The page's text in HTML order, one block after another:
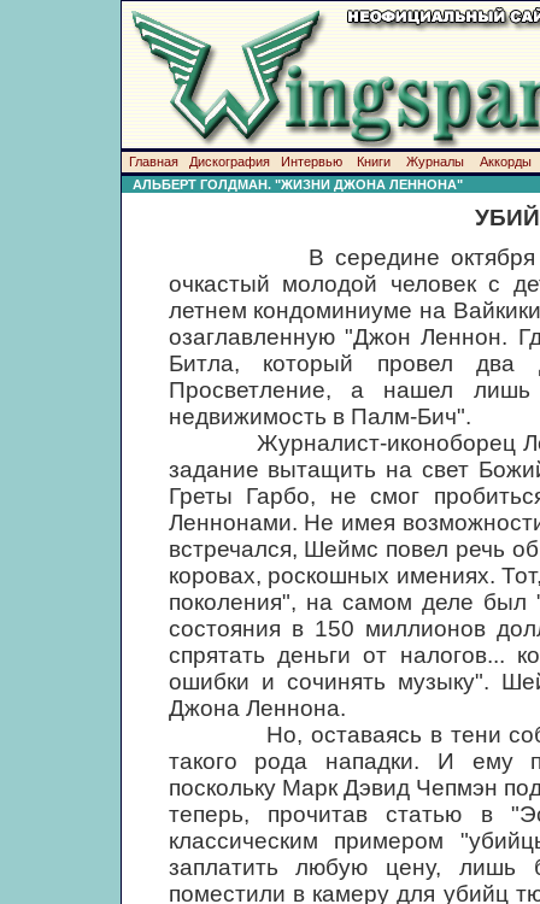
Главная Дискография Интервью Книги Журналы
Аккорды
АЛЬБЕРТ ГОЛДМАН. "ЖИЗНИ ДЖОНА ЛЕННОНА"
В середине октября
очкастый молодой человек с
летнем кондоминиуме на
озаглавленную "Джон Леннон.
Битла, который провел два
Просветление, а нашел лишь
недвижимость в Палм-Бич".
Журналист-иконоборец
задание вытащить на свет
Греты Гарбо, не смог
Леннонами. Не имея
встречался, Шеймс повел речь
коровах, роскошных имениях.
поколения", на самом деле был
состояния в 150 миллионов
спрятать деньги от налогов...
ошибки и сочинять музыку".
Джона Леннона.
Но, оставаясь в тени
такого рода нападки. И ему
поскольку Марк Дэвид Чепмэн
теперь, прочитав статью в
классическим примером
заплатить любую цену, лишь
поместили в камеру для убийц